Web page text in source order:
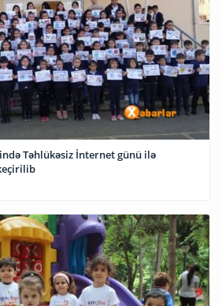
Təhlükəsiz İnternet günü ilə